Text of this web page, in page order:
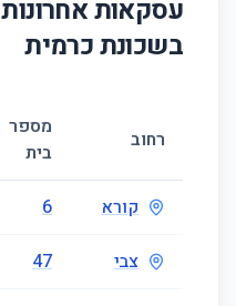
עסקאות אחרונות
בשכונתכרמית
רחוב
מספר
בית
קורא 6
צבי 47